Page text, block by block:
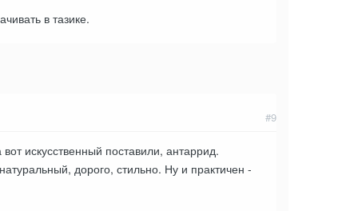
в тазике.
#9
искусственный поставили, антаррид.
дорого, стильно. Ну и практичен -